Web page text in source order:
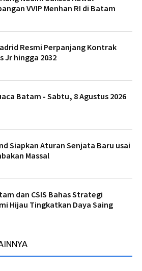
VVIP Menhan RI di Batam
Resmi Perpanjang Kontrak
Jr hingga 2032
Batam - Sabtu, 8 Agustus 2026
Siapkan Aturan Senjata Baru usai
Massal
dan CSIS Bahas Strategi
Hijau Tingkatkan Daya Saing